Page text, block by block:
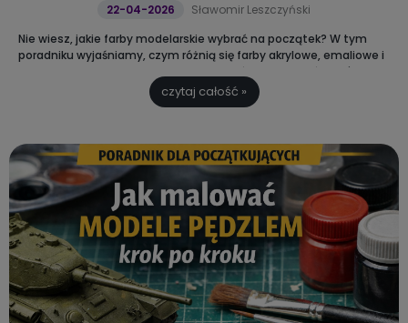
22-04-2026
Sławomir Leszczyński
Nie wiesz, jakie farby modelarskie wybrać na początek? W tym
poradniku wyjaśniamy, czym różnią się farby akrylowe, emaliowe i
lakierowe oraz od czego najlepiej zacząć, aby uniknąć błędów i
szybciej osiągnąć dobry efekt.czytaj całość »